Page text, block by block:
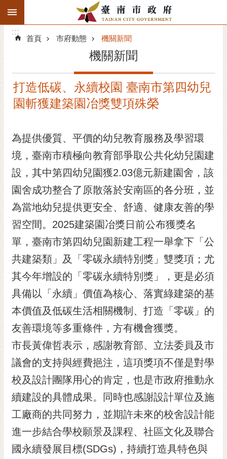
跳到主要內容區塊
搜
階
精彩府城
市府團隊
主題服務
市政資訊
市民互動
黃
偉
哲
螢
光
花
泉
桐
花
祭
網
站
導
覽
訂
閱
:::
:::
首頁 市府動態 機關新聞
機關新聞
打造低碳、永續校園 臺南市第四幼兒
園斬獲建築園冶獎雙項殊榮
為提供優質、平價的幼兒教育服務及學習環
境，臺南市積極向教育部爭取公共化幼兒園建
設，其中第四幼兒園獲2.03億元新建園舍，該
園舍成功整合了原散落於安南區的各分班，並
為當地幼兒提供更安全、舒適、健康友善的學
習空間。2025建築園冶獎日前公布獲獎名
單，臺南市第四幼兒園新建工程一舉拿下「公
共建築類」及「零碳永續特別獎」雙獎項；尤
其今年增設的「零碳永續特別獎」，更是必須
具備以「永續」價值為核心、落實綠建築的基
本價值及低碳生活相關機制、打造「零碳」的
友善環境等多重條件，方有機會獲獎。
市長黃偉哲表示，感謝教育部、立法委員及市
議會的支持與經費挹注，這項獎項不僅是對學
校及設計團隊用心的肯定，也是市政府推動永
續建設的具體成果。同時也感謝設計單位及施
工廠商的共同努力，並期許未來的校舍設計能
進一步結合學校願景及課程、社區文化及聯合
國永續發展目標(SDGs)，持續打造具特色與